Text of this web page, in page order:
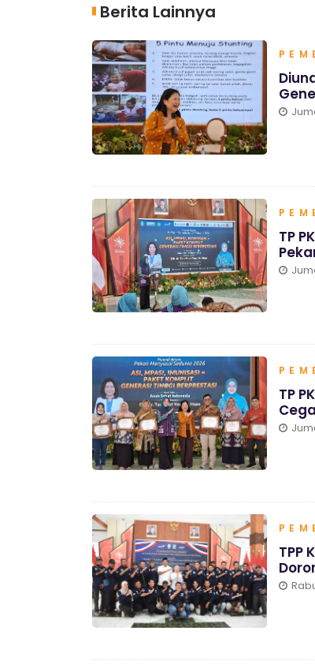
Berita Lainnya
TP
TP
TPP